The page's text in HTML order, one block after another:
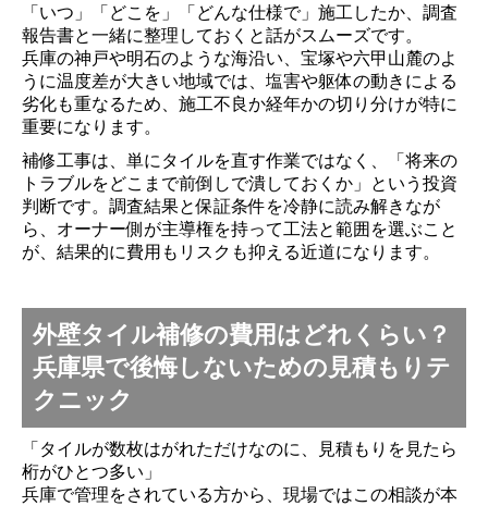
「いつ」「どこを」「どんな仕様で」施工したか、調査
報告書と一緒に整理しておくと話がスムーズです。
兵庫の神戸や明石のような海沿い、宝塚や六甲山麓のよ
うに温度差が大きい地域では、塩害や躯体の動きによる
劣化も重なるため、施工不良か経年かの切り分けが特に
重要になります。
補修工事は、単にタイルを直す作業ではなく、「将来の
トラブルをどこまで前倒しで潰しておくか」という投資
判断です。調査結果と保証条件を冷静に読み解きなが
ら、オーナー側が主導権を持って工法と範囲を選ぶこと
が、結果的に費用もリスクも抑える近道になります。
外壁タイル補修の費用はどれくらい？
兵庫県で後悔しないための見積もりテ
クニック
「タイルが数枚はがれただけなのに、見積もりを見たら
桁がひとつ多い」
兵庫で管理をされている方から、現場ではこの相談が本